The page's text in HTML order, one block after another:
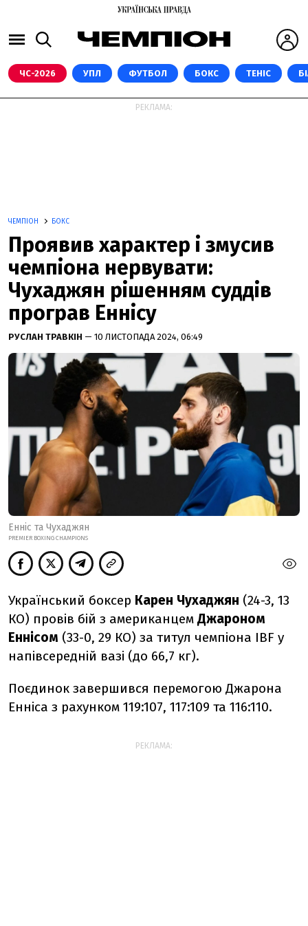
ЧС-2026 УПЛ ФУТБОЛ БОКС ТЕНІС
РЕКЛАМА:
ЧЕМПІОН БОКС
Проявив характер і змусив
чемпіона нервувати:
Чухаджян рішенням суддів
програв Еннісу
РУСЛАН ТРАВКІН — 10 ЛИСТОПАДА 2024, 06:49
Енніс та Чухаджян
PREMIER BOXING CHAMPIONS
Український боксер Карен Чухаджян (24-3, 13
КО) провів бій з американцем Джароном
Еннісом (33-0, 29 КО) за титул чемпіона IBF у
напівсередній вазі (до 66,7 кг).
Поєдинок завершився перемогою Джарона
Енніса з рахунком 119:107, 117:109 та 116:110.
РЕКЛАМА: